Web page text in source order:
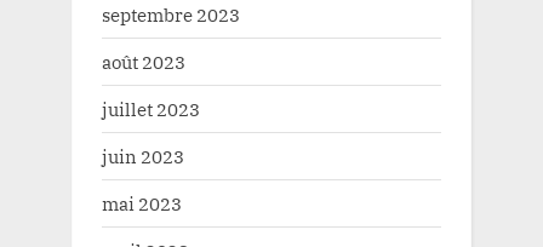
septembre 2023
août 2023
juillet 2023
juin 2023
mai 2023